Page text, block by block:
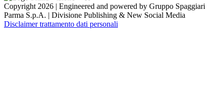
Copyright 2026 | Engineered and powered by Gruppo Spaggiari
Parma S.p.A. | Divisione Publishing & New Social Media
Disclaimer trattamento dati personali